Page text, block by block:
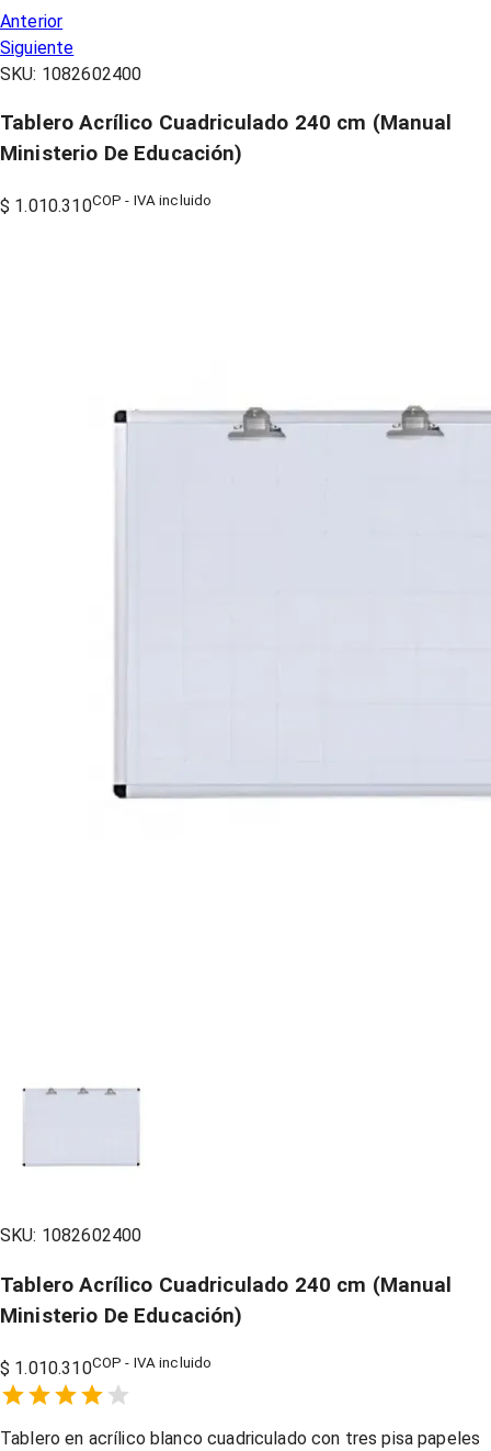
Anterior
Siguiente
SKU: 1082602400
Tablero Acrílico Cuadriculado 240 cm (Manual
Ministerio De Educación)
$ 1.010.310COP - IVA incluido
SKU: 1082602400
Tablero Acrílico Cuadriculado 240 cm (Manual
Ministerio De Educación)
$ 1.010.310COP - IVA incluido
1 Star,
2 Stars,
3 Stars,
4 Stars,
5 Stars,
Tablero en acrílico blanco cuadriculado con tres pisa papeles